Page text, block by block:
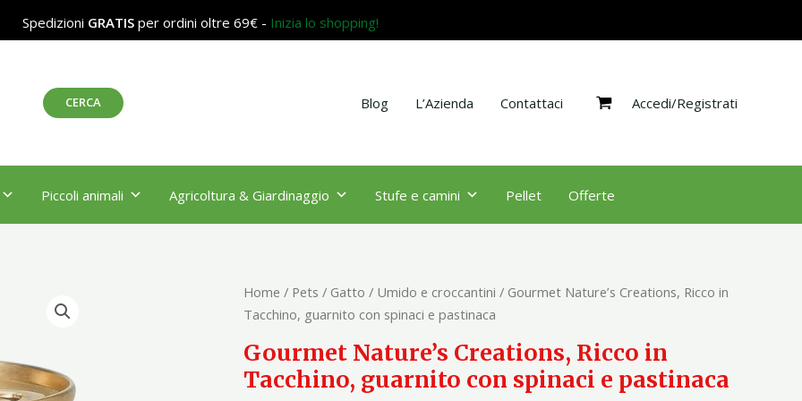
Spedizioni GRATIS per ordini oltre 69€ - Inizia lo shopping!
CERCA Blog L’Azienda Contattaci Accedi/Registrati
Piccoli animali Agricoltura & Giardinaggio Stufe e camini Pellet Offerte
Home / Pets / Gatto / Umido e croccantini / Gourmet Nature’s Creations, Ricco in
Tacchino, guarnito con spinaci e pastinaca
Gourmet Nature’s Creations, Ricco in
Tacchino, guarnito con spinaci e pastinaca
Gourmet
Nature's
Ricco
in
in
con
pastinaca
quantità